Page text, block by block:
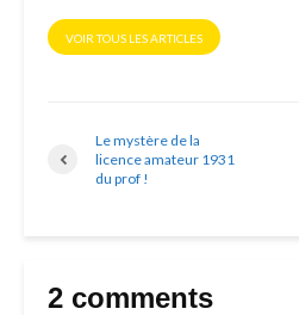
VOIR TOUS LES ARTICLES
Le mystère de la
licence amateur 1931
du prof !
2 comments